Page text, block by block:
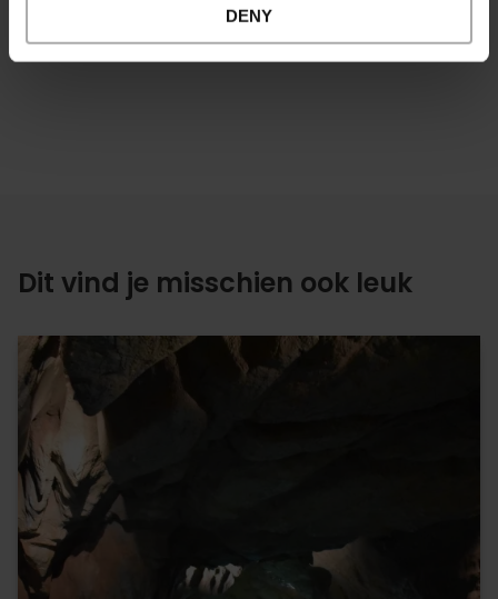
DENY
Dit vind je misschien ook leuk